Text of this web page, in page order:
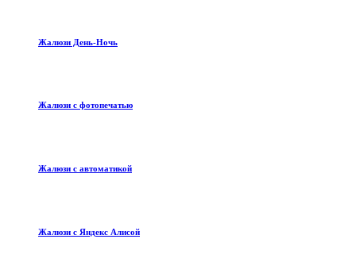
Жалюзи День-Ночь
Жалюзи с фотопечатью
Жалюзи с автоматикой
Жалюзи с Яндекс Алисой